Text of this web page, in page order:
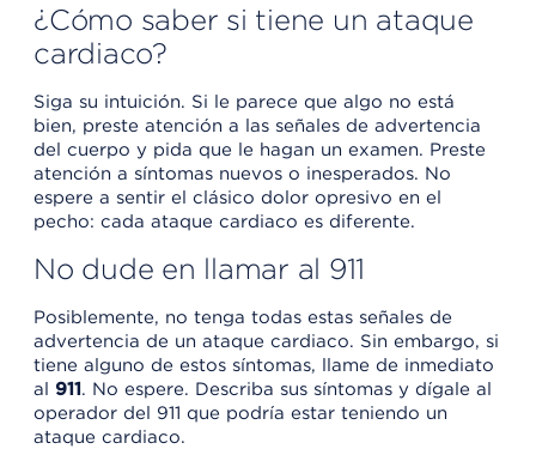
¿Cómo saber si tiene un ataque
cardiaco?
Siga su intuición. Si le parece que algo no está
bien, preste atención a las señales de advertencia
del cuerpo y pida que le hagan un examen. Preste
atención a síntomas nuevos o inesperados. No
espere a sentir el clásico dolor opresivo en el
pecho: cada ataque cardiaco es diferente.
No dude en llamar al 911
Posiblemente, no tenga todas estas señales de
advertencia de un ataque cardiaco. Sin embargo, si
tiene alguno de estos síntomas, llame de inmediato
al 911. No espere. Describa sus síntomas y dígale al
operador del 911 que podría estar teniendo un
ataque cardiaco.